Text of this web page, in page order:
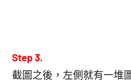
Step 3.
截圖之後，左側就有一堆